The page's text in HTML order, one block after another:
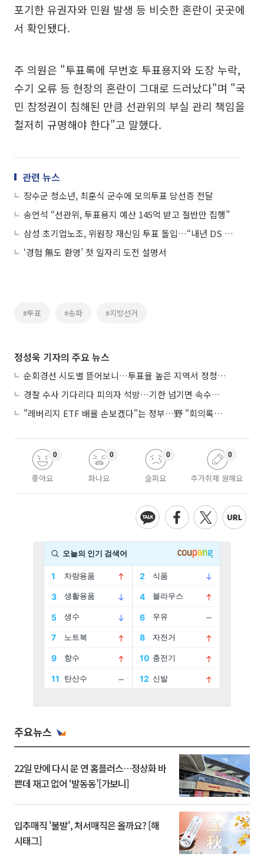
포기한 유권자와 민원 발생 등 비슷한 혼란이 곳곳에
서 확인됐다.
주 의원은 "투표록에 무번호 투표용지와 도장 누락,
수기 오류 등 현장의 혼란이 그대로 드러났다"며 "국
민 참정권이 침해된 만큼 선관위의 부실 관리 책임을
철저히 규명해야 한다"고 말했다.
관련 뉴스
장수군 청소년, 최훈식 군수에 모의투표 당선증 전달
송언석 “선관위, 투표용지 예산 145억 받고 절반만 집행”
삼성 초기업노조, 위원장 재신임 투표 돌입…“내년 DS 분리교섭 추진”
‘경험 無도 환영’ 첫 일자리 도전 설명서
#투표 #송파 #지방선거
정성욱 기자의 주요 뉴스
순회경선 시도별 뜯어보니…투표율 높은 지역서 정청래 강세
경찰 수사 기다리다 피의자 석방…기한 넘기면 속수무책
"레버리지 ETF 배율 손보겠다"는 정부…野 "회의록부터 내놔야"
좋아요
0
화나요
0
슬퍼요
0
추가취재 원해요
0
주요뉴스
22일 만에 다시 문 연 홈플러스…정상화 바
쁜데 재고 없어 ‘발동동’[가보니]
입추매직 '불발', 처서매직은 올까요? [해
시태그]